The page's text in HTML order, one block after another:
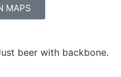
MAPS
beer with backbone.